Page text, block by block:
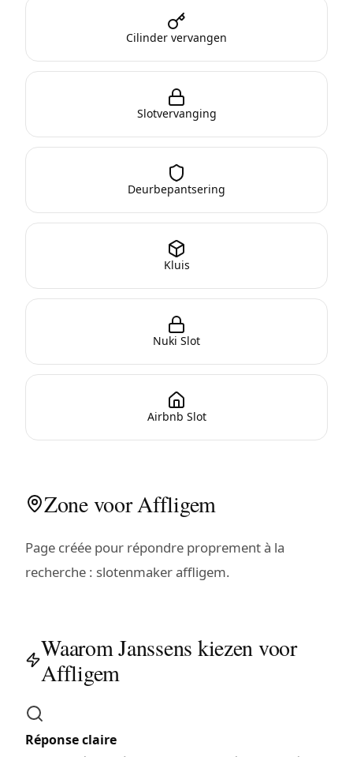
Cilinder vervangen
Slotvervanging
Deurbepantsering
Kluis
Nuki Slot
Airbnb Slot
Zone voor Affligem
Page créée pour répondre proprement à la
recherche : slotenmaker affligem.
Waarom Janssens kiezen voor
Affligem
Réponse claire